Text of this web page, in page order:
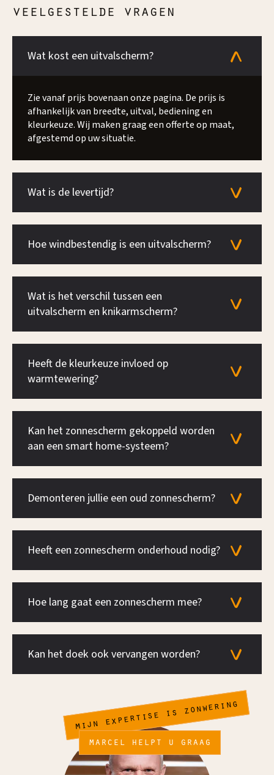
veelgestelde vragen
Wat kost een uitvalscherm?
Zie vanaf prijs bovenaan onze pagina. De prijs is
afhankelijk van breedte, uitval, bediening en
kleurkeuze. Wij maken graag een offerte op maat,
afgestemd op uw situatie.
Wat is de levertijd?
Hoe windbestendig is een uitvalscherm?
Wat is het verschil tussen een
uitvalscherm en knikarmscherm?
Heeft de kleurkeuze invloed op
warmtewering?
Kan het zonnescherm gekoppeld worden
aan een smart home-systeem?
Demonteren jullie een oud zonnescherm?
Heeft een zonnescherm onderhoud nodig?
Hoe lang gaat een zonnescherm mee?
Kan het doek ook vervangen worden?
marcel helpt u graag
mijn expertise is zonwering